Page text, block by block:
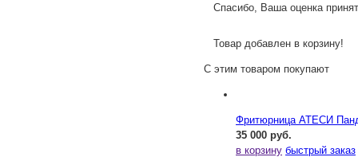
Спасибо, Ваша оценка
Товар добавлен в корзину!
С этим товаром покупают
Фритюрница АТЕСИ
35 000 руб.
в корзину быстрый заказ